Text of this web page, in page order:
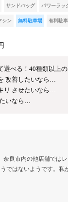
サンドバッグ パワーラッ
シン 無料駐車場 有料駐
選べる！40種類以上
改善したいなら…
リ させたいなら…
いなら…
良市内の他店舗では
ではないようです。私